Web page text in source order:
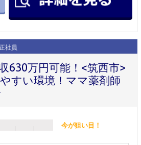
社員
630万円可能！<筑西市>
すい環境！ママ薬剤師
今が狙い目！